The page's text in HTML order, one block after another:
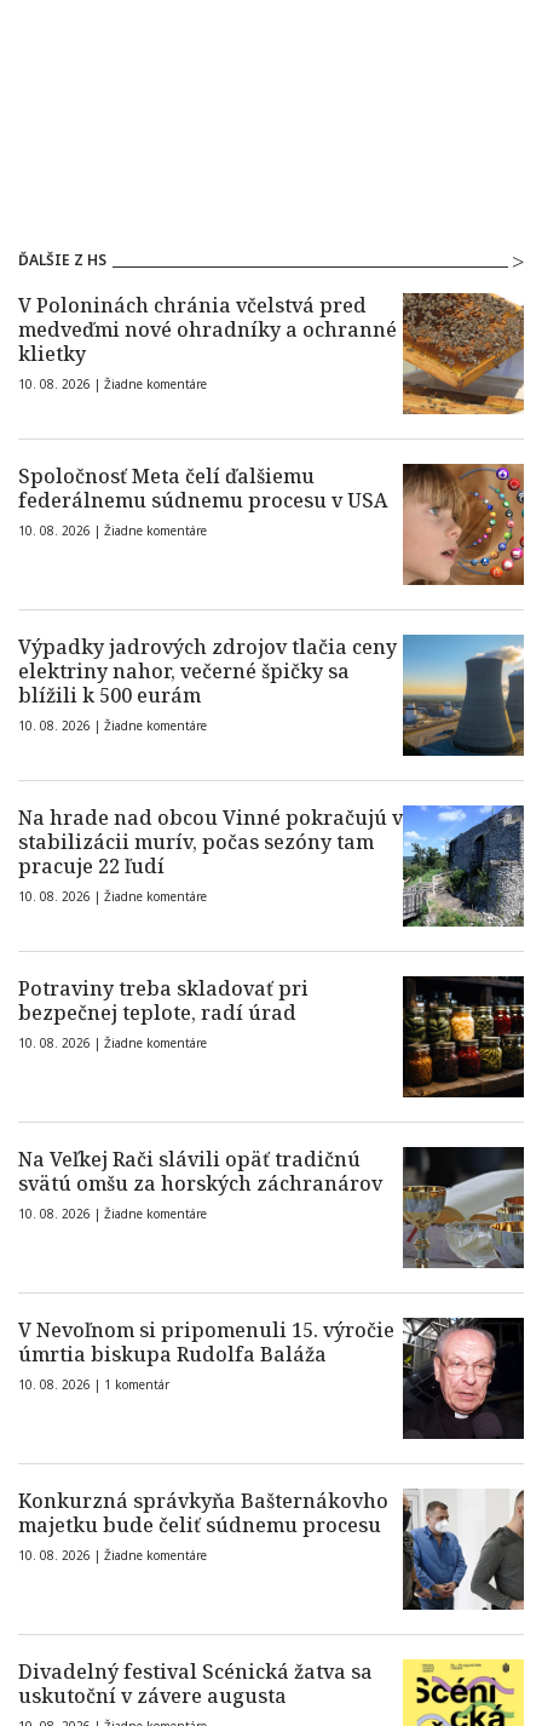
ĎALŠIE Z HS
V Poloninách chránia včelstvá pred
medveďmi nové ohradníky a ochranné
klietky
10. 08. 2026 | Žiadne komentáre
Spoločnosť Meta čelí ďalšiemu
federálnemu súdnemu procesu v USA
10. 08. 2026 | Žiadne komentáre
Výpadky jadrových zdrojov tlačia ceny
elektriny nahor, večerné špičky sa
blížili k 500 eurám
10. 08. 2026 | Žiadne komentáre
Na hrade nad obcou Vinné pokračujú v
stabilizácii murív, počas sezóny tam
pracuje 22 ľudí
10. 08. 2026 | Žiadne komentáre
Potraviny treba skladovať pri
bezpečnej teplote, radí úrad
10. 08. 2026 | Žiadne komentáre
Na Veľkej Rači slávili opäť tradičnú
svätú omšu za horských záchranárov
10. 08. 2026 | Žiadne komentáre
V Nevoľnom si pripomenuli 15. výročie
úmrtia biskupa Rudolfa Baláža
10. 08. 2026 | 1 komentár
Konkurzná správkyňa Bašternákovho
majetku bude čeliť súdnemu procesu
10. 08. 2026 | Žiadne komentáre
Divadelný festival Scénická žatva sa
uskutoční v závere augusta